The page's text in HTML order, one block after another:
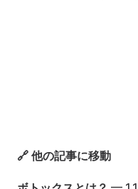
🔗 他の記事に移動